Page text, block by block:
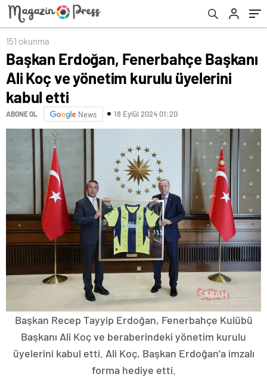
151 okunma
Başkan Erdoğan, Fenerbahçe Başkanı
Ali Koç ve yönetim kurulu üyelerini
kabul etti
ABONE OL News 18 Eylül 2024 01:20
Başkan Recep Tayyip Erdoğan, Fenerbahçe Kulübü
Başkanı Ali Koç ve beraberindeki yönetim kurulu
üyelerini kabul etti. Ali Koç, Başkan Erdoğan’a imzalı
forma hediye etti.